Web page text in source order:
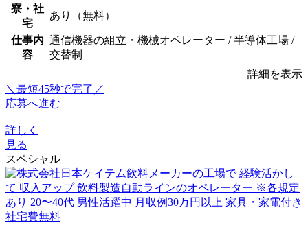
寮・社
宅
あり（無料）
仕事内
容
通信機器の組立・機械オペレーター / 半導体工場 /
交替制
詳細を表示
＼最短45秒で完了／
応募へ進む
詳しく
見る
スペシャル